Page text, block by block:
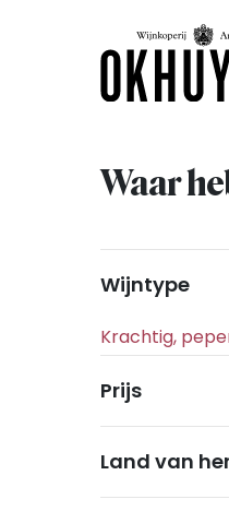
Waar
Wijntype
Prijs
Land van